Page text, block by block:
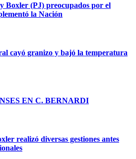
Boxler (PJ) preocupados por el
la Nación
cayó granizo y bajó la temperatura
EN C. BERNARDI
realizó diversas gestiones antes